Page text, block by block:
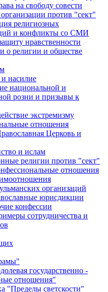
на свободу совести
против "сект"
религиозных
и конфликты со СМИ
нравственности
о религии и обществе
насилие
национальной и
розни и призывы к
экстремизму
отношения
Церковь и
и ислам
религии против "сект"
отношения
организаций
юрисдикции
конфессии
сотрудничества и
государственно -
отношения"
"Пределы светскости"